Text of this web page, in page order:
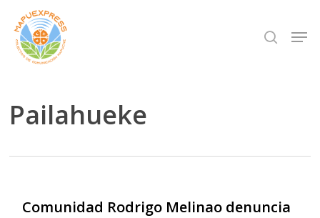
Skip
main
search
Pailahueke
Comunidad Rodrigo Melinao denuncia
Close